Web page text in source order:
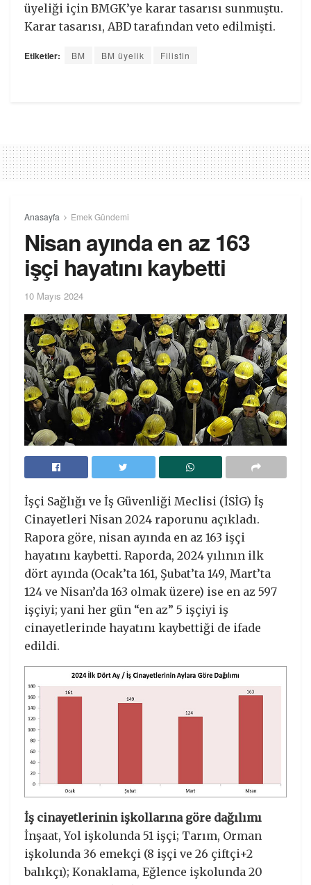
üyeliği için BMGK’ye karar tasarısı sunmuştu.
Karar tasarısı, ABD tarafından veto edilmişti.
Etiketler: BM BM üyelik Filistin
Anasayfa Emek Gündemi
Nisan ayında en az 163
işçi hayatını kaybetti
10 Mayıs 2024
İşçi Sağlığı ve İş Güvenliği Meclisi (İSİG) İş
Cinayetleri Nisan 2024 raporunu açıkladı.
Rapora göre, nisan ayında en az 163 işçi
hayatını kaybetti. Raporda, 2024 yılının ilk
dört ayında (Ocak’ta 161, Şubat’ta 149, Mart’ta
124 ve Nisan’da 163 olmak üzere) ise en az 597
işçiyi; yani her gün “en az” 5 işçiyi iş
cinayetlerinde hayatını kaybettiği de ifade
edildi.
İş cinayetlerinin işkollarına göre dağılımı
İnşaat, Yol işkolunda 51 işçi; Tarım, Orman
işkolunda 36 emekçi (8 işçi ve 26 çiftçi+2
balıkçı); Konaklama, Eğlence işkolunda 20